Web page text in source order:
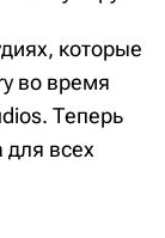
которые
во время
Теперь
для всех